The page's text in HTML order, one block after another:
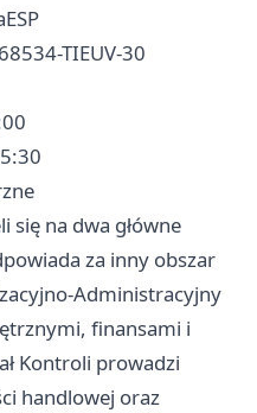
TIEUV-30
się na dwa główne
za inny obszar
Administracyjny
finansami i
Kontroli prowadzi
handlowej oraz